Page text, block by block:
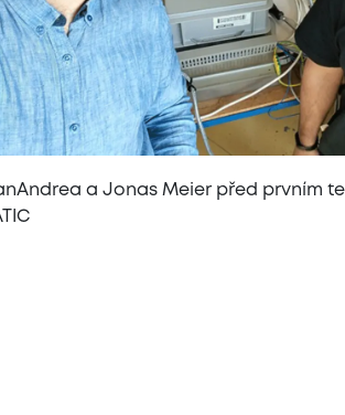
a Jonas Meier před prvním